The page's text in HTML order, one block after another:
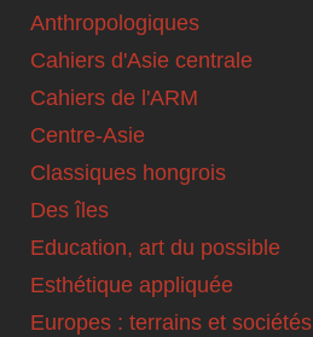
Anthropologiques
Cahiers d'Asie centrale
Cahiers de l'ARM
Centre-Asie
Classiques hongrois
Des îles
Education, art du possible
Esthétique appliquée
Europes : terrains et sociétés